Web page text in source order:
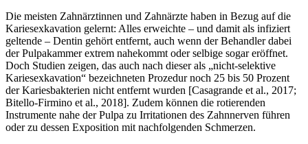
Die meisten Zahnärztinnen und Zahnärzte haben in Bezug auf die
Kariesexkavation gelernt: Alles erweichte – und damit als infiziert
geltende – Dentin gehört entfernt, auch wenn der Behandler dabei
der Pulpakammer extrem nahekommt oder selbige sogar eröffnet.
Doch Studien zeigen, das auch nach dieser als „nicht-selektive
Kariesexkavation“ bezeichneten Prozedur noch 25 bis 50 Prozent
der Kariesbakterien nicht entfernt wurden [Casagrande et al., 2017;
Bitello-Firmino et al., 2018]. Zudem können die rotierenden
Instrumente nahe der Pulpa zu Irritationen des Zahnnerven führen
oder zu dessen Exposition mit nachfolgenden Schmerzen.